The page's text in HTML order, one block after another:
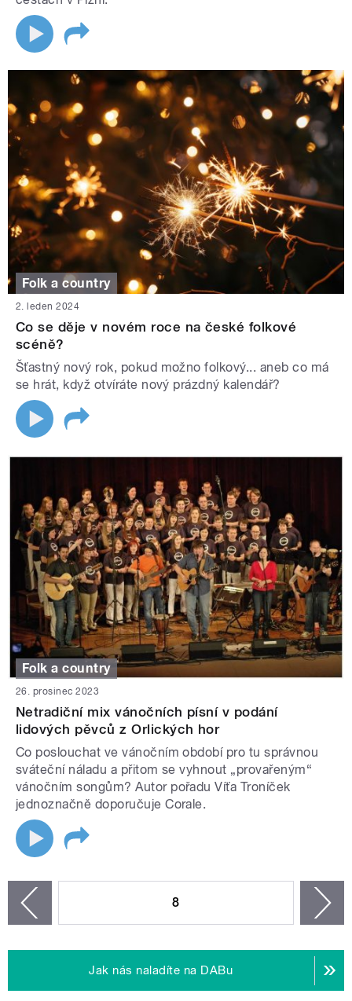
Folk a country
2. leden 2024
Co se děje v novém roce na české folkové
scéně?
Šťastný nový rok, pokud možno folkový... aneb co má
se hrát, když otvíráte nový prázdný kalendář?
Folk a country
26. prosinec 2023
Netradiční mix vánočních písní v podání
lidových pěvců z Orlických hor
Co poslouchat ve vánočním období pro tu správnou
sváteční náladu a přitom se vyhnout „provařeným“
vánočním songům? Autor pořadu Víťa Troníček
jednoznačně doporučuje Corale.
8
Jak nás naladíte na DABu